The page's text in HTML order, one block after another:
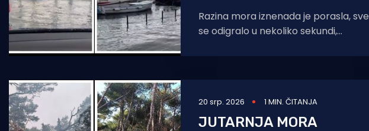
Razina mora iznenada je porasla, sve
se odigralo u nekoliko sekundi,
restorana, mokro je bilo
20 srp. 2026 1 MIN. ČITANJA
JUTARNJA MORA